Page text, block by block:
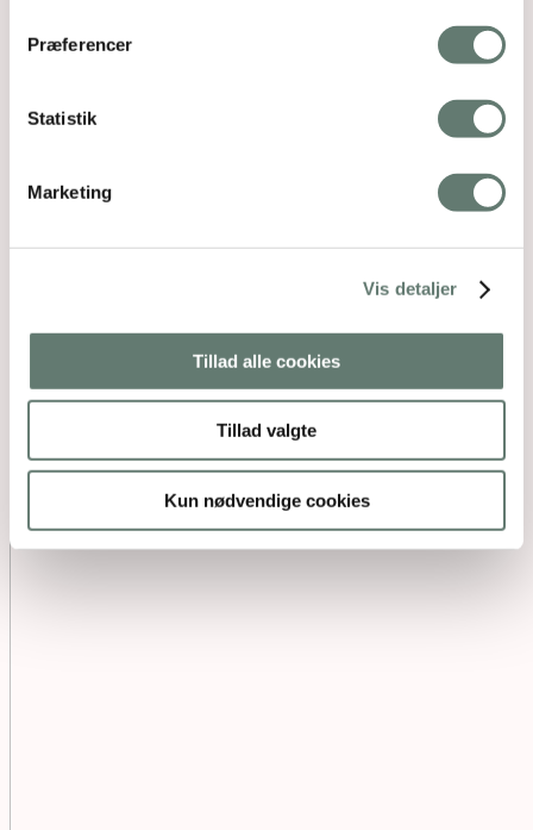
Præferencer
Statistik
Marketing
Vis detaljer
Tillad alle cookies
Tillad valgte
Kun nødvendige cookies